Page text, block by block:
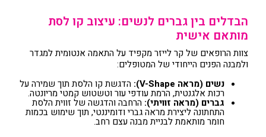
הבדלים בין גברים לנשים: עיצוב קו לסת
מותאם אישית
צוות הרופאים של קר לייזר מקפיד על התאמה אנטומית למגדר
ולמבנה הפנים הייחודי של המטופלים:
נשים (מראה V-Shape):
הדגשת קו הלסת תוך שמירה על
רכות אלגנטית, הרמת עודפי עור וטשטוש קמטי מריונטה.
גברים (מראה זוויתי): הרחבה והדגשה של זווית הלסת
התחתונה ליצירת מראה גברי ודומיננטי, תוך שימוש בכמות
חומר מותאמת לבניית מבנה עצם רחב.